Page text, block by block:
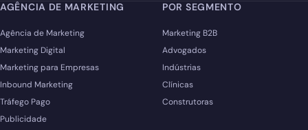
AGÊNCIA DE MARKETING
Agência de Marketing
Marketing Digital
Marketing para Empresas
Inbound Marketing
Tráfego Pago
Publicidade
POR SEGMENTO
Marketing B2B
Advogados
Indústrias
Clínicas
Construtoras